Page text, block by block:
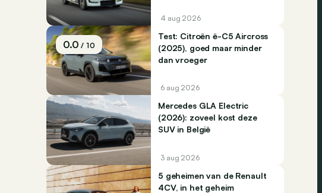
4 aug 2026
0.0/ 10
Test: Citroën ë-C5 Aircross
(2025), goed maar minder
dan vroeger
6 aug 2026
Mercedes GLA Electric
(2026): zoveel kost deze
SUV in België
3 aug 2026
5 geheimen van de Renault
4CV, in het geheim